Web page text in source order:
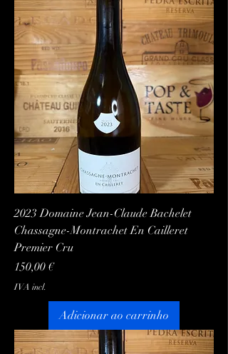
2023 Domaine Jean-Claude Bachelet
Chassagne-Montrachet En Cailleret
Premier Cru
Preço
150,00 €
IVA incl.
Adicionar ao carrinho